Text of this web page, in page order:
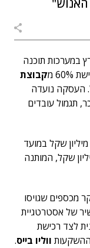
במערכות תוכנה
מ
קבוצת
מיליון שקל. העסקה נועדה
תגמול עובדים
התמורה הכספית כוללת תשלום מיידי של 48 מיליון שקל במועד
ובנוסף תשלום מותנה של עד 8 מיליון שקל, המותנה
מכספים שגויסו
של אסטרטגיית
לצד רכישת
ווליו בייס.